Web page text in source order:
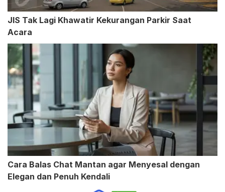
JIS Tak Lagi Khawatir Kekurangan Parkir Saat
Acara
Cara Balas Chat Mantan agar Menyesal dengan
Elegan dan Penuh Kendali